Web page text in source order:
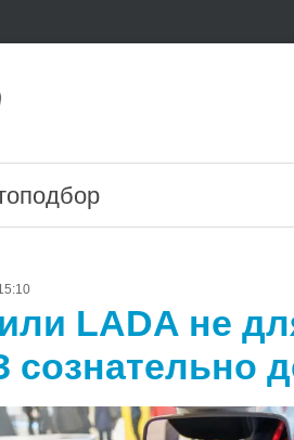
LADA не